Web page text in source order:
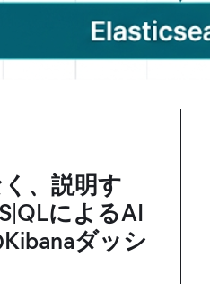
、説明す
によるAI
ダッシ